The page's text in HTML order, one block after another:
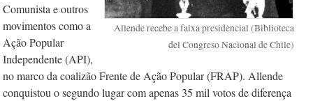
Allende recebe a faixa presidencial (Biblioteca
del Congreso Nacional de Chile)
Comunista e outros
movimentos como a
Ação Popular
Independente (API),
no marco da coalizão Frente de Ação Popular (FRAP). Allende
conquistou o segundo lugar com apenas 35 mil votos de diferença